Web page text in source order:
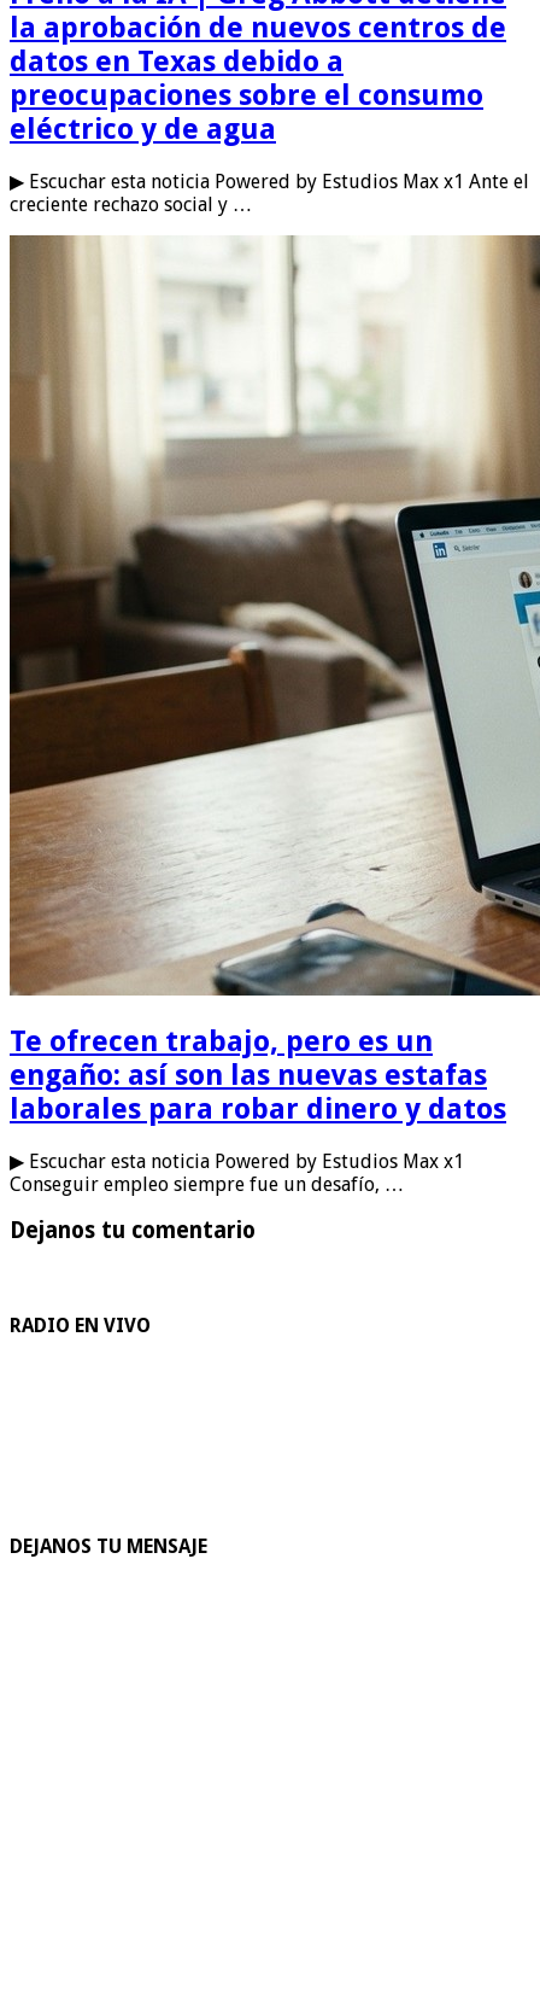
la aprobación de nuevos centros de
datos en Texas debido a
preocupaciones sobre el consumo
eléctrico y de agua
▶ Escuchar esta noticia Powered by Estudios Max x1 Ante el
creciente rechazo social y …
Te ofrecen trabajo, pero es un
engaño: así son las nuevas estafas
laborales para robar dinero y datos
▶ Escuchar esta noticia Powered by Estudios Max x1
Conseguir empleo siempre fue un desafío, …
Dejanos tu comentario
RADIO EN VIVO
DEJANOS TU MENSAJE